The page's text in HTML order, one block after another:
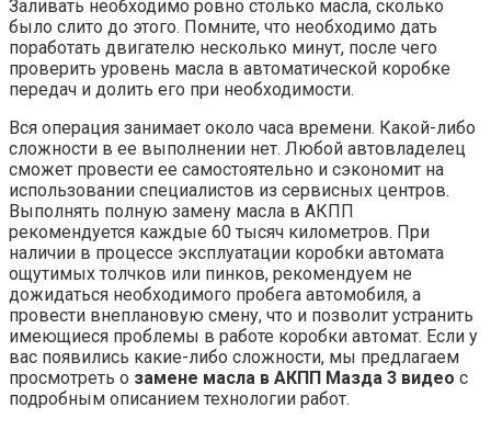
Заливать необходимо ровно столько масла, сколько
было слито до этого. Помните, что необходимо дать
поработать двигателю несколько минут, после чего
проверить уровень масла в автоматической коробке
передач и долить его при необходимости.
Вся операция занимает около часа времени. Какой-либо
сложности в ее выполнении нет. Любой автовладелец
сможет провести ее самостоятельно и сэкономит на
использовании специалистов из сервисных центров.
Выполнять полную замену масла в АКПП
рекомендуется каждые 60 тысяч километров. При
наличии в процессе эксплуатации коробки автомата
ощутимых толчков или пинков, рекомендуем не
дожидаться необходимого пробега автомобиля, а
провести внеплановую смену, что и позволит устранить
имеющиеся проблемы в работе коробки автомат. Если у
вас появились какие-либо сложности, мы предлагаем
просмотреть о замене масла в АКПП Мазда 3 видео с
подробным описанием технологии работ.